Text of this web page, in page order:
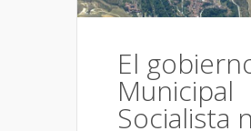
El
Municipal
Socialista